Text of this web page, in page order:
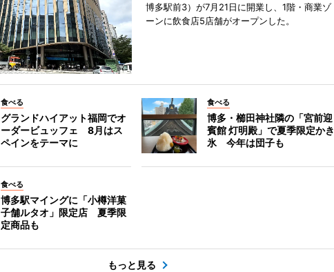
博多駅前3）が7月21日に開業し、1階・商業ゾ
ーンに飲食店5店舗がオープンした。
食べる
グランドハイアット福岡でオ
ーダービュッフェ 8月はス
ペインをテーマに
食べる
博多・櫛田神社隣の「宮前迎
賓館 灯明殿」で夏季限定かき
氷 今年は団子も
食べる
博多駅マイングに「小樽洋菓
子舗ルタオ」限定店 夏季限
定商品も
もっと見る